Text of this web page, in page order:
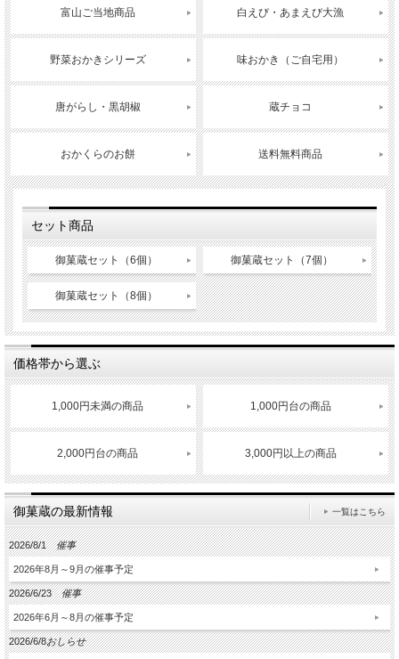
富山ご当地商品 白えび・あまえび大漁
野菜おかきシリーズ 味おかき（ご自宅用）
唐がらし・黒胡椒 蔵チョコ
おかくらのお餅 送料無料商品
セット商品
御菓蔵セット（6個） 御菓蔵セット（7個）
御菓蔵セット（8個）
価格帯から選ぶ
1,000円未満の商品 1,000円台の商品
2,000円台の商品 3,000円以上の商品
御菓蔵の最新情報 一覧はこちら
2026/8/1催事
2026年8月～9月の催事予定
2026/6/23催事
2026年6月～8月の催事予定
2026/6/8おしらせ